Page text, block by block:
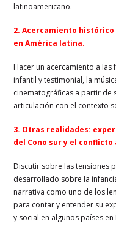
latinoamericano.
2.Acercamiento
en América latina.
Hacer un acercamiento a
infantil y testimonial, la
cinematográficas a partir de
articulación con el contexto
3. Otras realidades:
del Cono sur y el conflicto
Discutir sobre las tensiones
desarrollado sobre la
narrativa como uno de los
para contar y entender su
y social en algunos países